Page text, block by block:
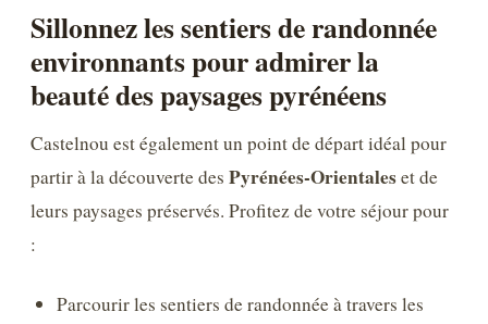
Sillonnez les sentiers de randonnée
environnants pour admirer la
beauté des paysages pyrénéens
Castelnou est également un point de départ idéal pour
partir à la découverte des Pyrénées-Orientaleset de
leurs paysages préservés. Profitez de votre séjour pour
:
Parcourir les sentiers de randonnée à travers les